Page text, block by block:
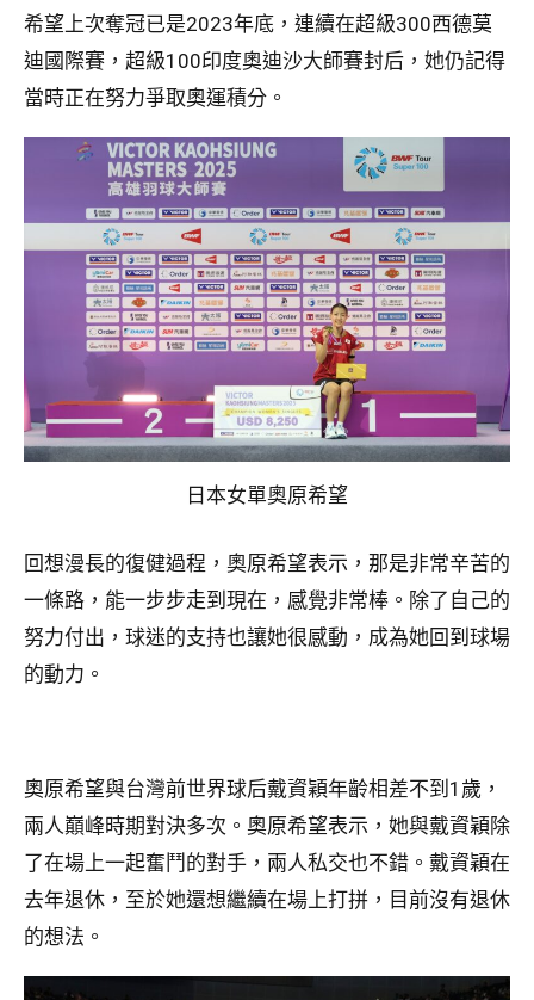
希望上次奪冠已是2023年底，連續在超級300西德莫
迪國際賽，超級100印度奧迪沙大師賽封后，她仍記得
當時正在努力爭取奧運積分。
日本女單奧原希望
回想漫長的復健過程，奧原希望表示，那是非常辛苦的
一條路，能一步步走到現在，感覺非常棒。除了自己的
努力付出，球迷的支持也讓她很感動，成為她回到球場
的動力。
奧原希望與台灣前世界球后戴資穎年齡相差不到1歲，
兩人巔峰時期對決多次。奧原希望表示，她與戴資穎除
了在場上一起奮鬥的對手，兩人私交也不錯。戴資穎在
去年退休，至於她還想繼續在場上打拼，目前沒有退休
的想法。